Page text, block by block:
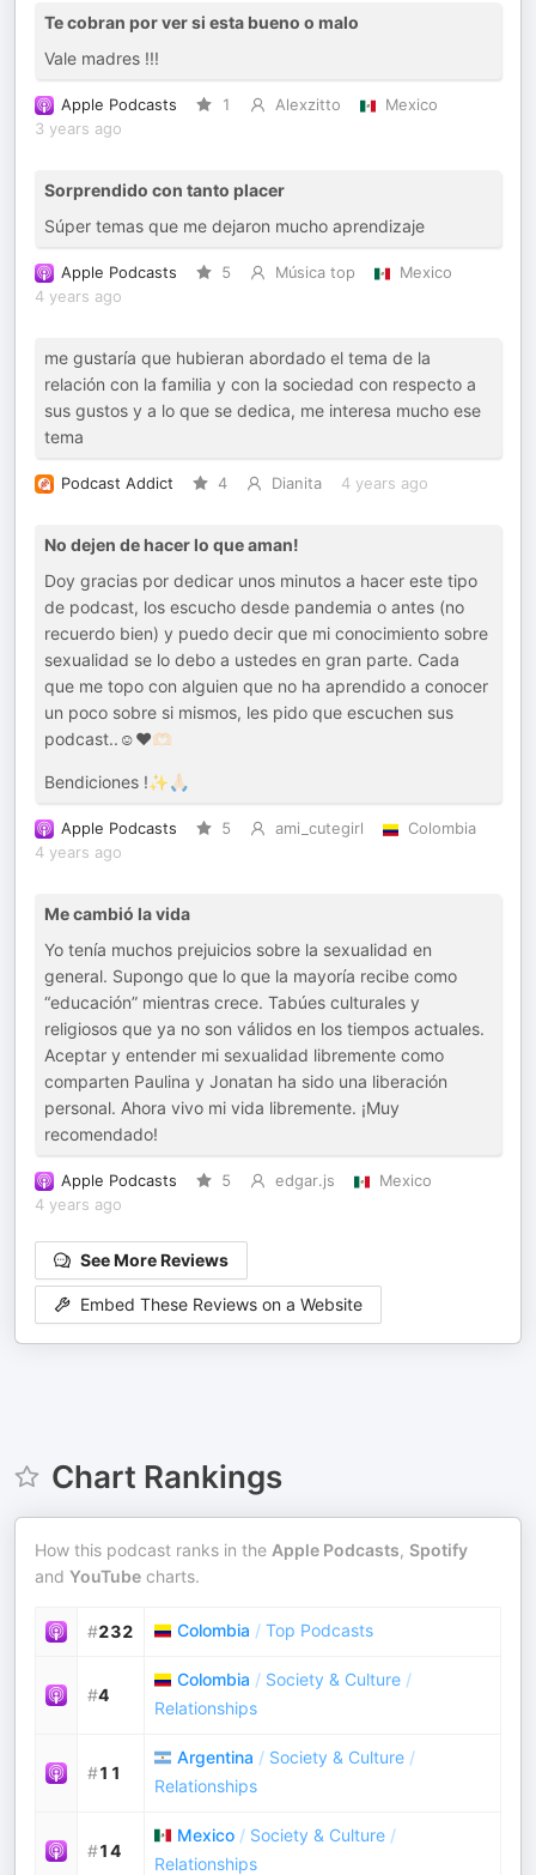
Te cobran por ver si esta bueno o malo
Vale madres !!!
Apple Podcasts 1 Alexzitto
Mexico
3 years ago
Sorprendido con tanto placer
Súper temas que me dejaron mucho aprendizaje
Apple Podcasts 5 Música top
Mexico
4 years ago
me gustaría que hubieran abordado el tema de la
relación con la familia y con la sociedad con respecto a
sus gustos y a lo que se dedica, me interesa mucho ese
tema
Podcast Addict 4 Dianita 4 years ago
No dejen de hacer lo que aman!
Doy gracias por dedicar unos minutos a hacer este tipo
de podcast, los escucho desde pandemia o antes (no
recuerdo bien) y puedo decir que mi conocimiento sobre
sexualidad se lo debo a ustedes en gran parte. Cada
que me topo con alguien que no ha aprendido a conocer
un poco sobre si mismos, les pido que escuchen sus
podcast..☺️♥️🫶🏻
Bendiciones !✨🙏🏻
Apple Podcasts 5 ami_cutegirl
Colombia
4 years ago
Me cambió la vida
Yo tenía muchos prejuicios sobre la sexualidad en
general. Supongo que lo que la mayoría recibe como
“educación” mientras crece. Tabúes culturales y
religiosos que ya no son válidos en los tiempos actuales.
Aceptar y entender mi sexualidad libremente como
comparten Paulina y Jonatan ha sido una liberación
personal. Ahora vivo mi vida libremente. ¡Muy
recomendado!
Apple Podcasts 5 edgar.js
Mexico
4 years ago
See More Reviews
Embed These Reviews on a Website
Chart Rankings
How this podcast ranks in the Apple Podcasts, Spotify
and YouTube charts.
#232 Colombia / Top Podcasts
#4
Colombia / Society & Culture /
Relationships
#11
Argentina / Society & Culture /
Relationships
#14
Mexico / Society & Culture /
Relationships